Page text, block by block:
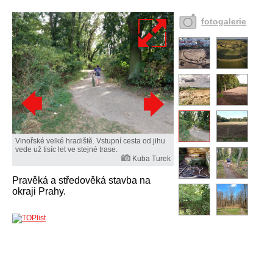
Vinořské velké hradiště. Vstupní cesta od jihu
vede už tisíc let ve stejné trase.
Kuba Turek
Pravěká a středověká stavba na
okraji Prahy.
fotogalerie